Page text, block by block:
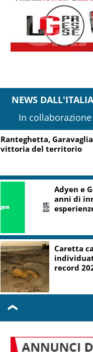
NEWS
In
Ranteghetta,
vittoria del territorio
Adyen e
anni di
Caretta
record
❮